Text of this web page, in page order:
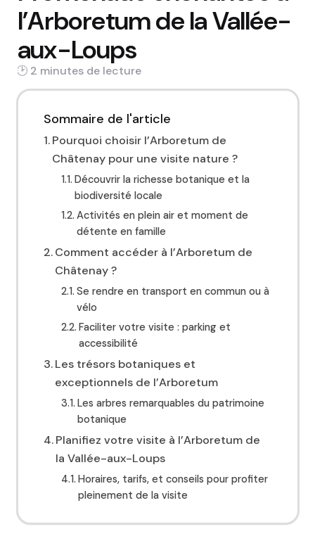
l’Arboretum de la Vallée-
aux-Loups
2 min
Sommaire de l'article
Pourquoi choisir l’Arboretum de
Châtenay pour une visite nature ?
Découvrir la richesse botanique et la
biodiversité locale
Activités en plein air et moment de
détente en famille
Comment accéder à l’Arboretum de
Châtenay ?
Se rendre en transport en commun ou à
vélo
Faciliter votre visite : parking et
accessibilité
Les trésors botaniques et
exceptionnels de l’Arboretum
Les arbres remarquables du patrimoine
botanique
Planifiez votre visite à l’Arboretum de
la Vallée-aux-Loups
Horaires, tarifs, et conseils pour profiter
pleinement de la visite